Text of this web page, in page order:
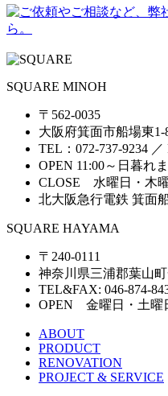
SQUARE MINOH
〒562-0035
大阪府箕面市船場東1-
TEL：072-737-9234
OPEN 11:00～日暮れ
CLOSE 水曜日・木
北大阪急行電鉄 箕面
SQUARE HAYAMA
〒240-0111
神奈川県三浦郡葉山
TEL&FAX: 046-874-
OPEN 金曜日・土曜
ABOUT
PRODUCT
RENOVATION
PROJECT & SERVICE